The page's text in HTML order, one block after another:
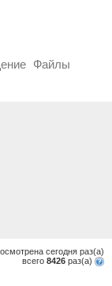
Файлы
сегодня раз(a)
всего 8426 раз(a)